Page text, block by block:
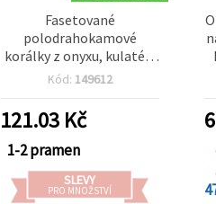
Fasetované
polodrahokamové
korálky z onyxu, kulaté 2
mm, návlek ~215 ks
Kód: 149612
121.03 Kč
1-2 pramen
SLEVY
PRO MNOŽSTVÍ